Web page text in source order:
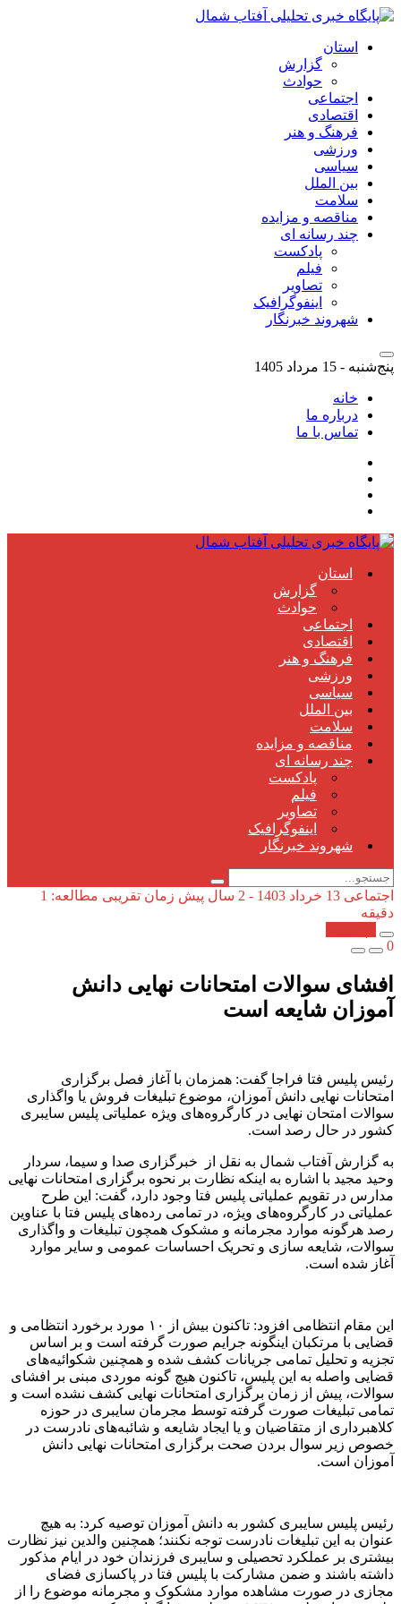
استان
گزارش
حوادث
اجتماعی
اقتصادی
فرهنگ و هنر
ورزشی
سیاسی
بین الملل
سلامت
مناقصه و مزایده
چند رسانه ای
پادکست
فیلم
تصاویر
اینفوگرافیک
شهروند خبرنگار
پنج‌شنبه - 15 مرداد 1405
خانه
درباره ما
تماس با ما
استان
گزارش
حوادث
اجتماعی
اقتصادی
فرهنگ و هنر
ورزشی
سیاسی
بین الملل
سلامت
مناقصه و مزایده
چند رسانه ای
پادکست
فیلم
تصاویر
اینفوگرافیک
شهروند خبرنگار
اجتماعی 13 خرداد 1403 - 2 سال پیش
زمان تقریبی مطالعه: 1
دقیقه
0
افشای سوالات امتحانات نهایی دانش
آموزان شایعه است
رئیس پلیس فتا فراجا گفت: همزمان با آغاز فصل برگزاری
امتحانات نهایی دانش آموزان، موضوع تبلیغات فروش یا واگذاری
سوالات امتحان نهایی در کارگروه‌های ویژه عملیاتی پلیس سایبری
کشور در حال رصد است.
به گزارش آفتاب شمال به نقل از خبرگزاری صدا و سیما، سردار
وحید مجید با اشاره به اینکه نظارت بر نحوه برگزاری امتحانات نهایی
مدارس در تقویم عملیاتی پلیس فتا وجود دارد، گفت: این طرح
عملیاتی در کارگروه‌های ویژه، در تمامی رده‌های پلیس فتا با عناوین
رصد هرگونه موارد مجرمانه و مشکوک همچون تبلیغات و واگذاری
سوالات، شایعه سازی و تحریک احساسات عمومی و سایر موارد
آغاز شده است.
این مقام انتظامی افزود: تاکنون بیش از ۱۰ مورد برخورد انتظامی و
قضایی با مرتکبان اینگونه جرایم صورت گرفته است و بر اساس
تجزیه و تحلیل تمامی جریانات کشف شده و همچنین شکوائیه‌های
قضایی واصله به این پلیس، تاکنون هیچ گونه موردی مبنی بر افشای
سوالات، پیش از زمان برگزاری امتحانات نهایی کشف نشده است و
تمامی تبلیغات صورت گرفته توسط مجرمان سایبری در حوزه
کلاهبرداری از متقاضیان و یا ایجاد شایعه و شائبه‌های نادرست در
خصوص زیر سوال بردن صحت برگزاری امتحانات نهایی دانش
آموزان است.
رئیس پلیس سایبری کشور به دانش آموزان توصیه کرد: به هیچ
عنوان به این تبلیغات نادرست توجه نکنند؛ همچنین والدین نیز نظارت
بیشتری بر عملکرد تحصیلی و سایبری فرزندان خود در ایام مذکور
داشته باشند و ضمن مشارکت با پلیس فتا در پاکسازی فضای
مجازی در صورت مشاهده موارد مشکوک و مجرمانه موضوع را از